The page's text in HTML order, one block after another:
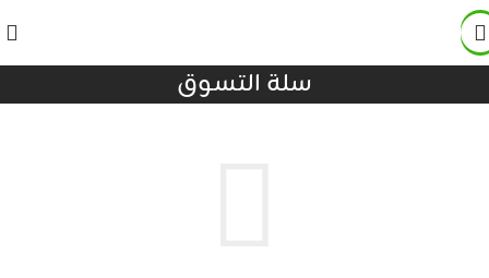
سلة التسوق